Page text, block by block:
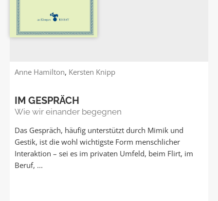
Anne Hamilton, Kersten Knipp
IM GESPRÄCH
Wie wir einander begegnen
Das Gespräch, häufig unterstützt durch Mimik und
Gestik, ist die wohl wichtigste Form menschlicher
Interaktion – sei es im privaten Umfeld, beim Flirt, im
Beruf, ...